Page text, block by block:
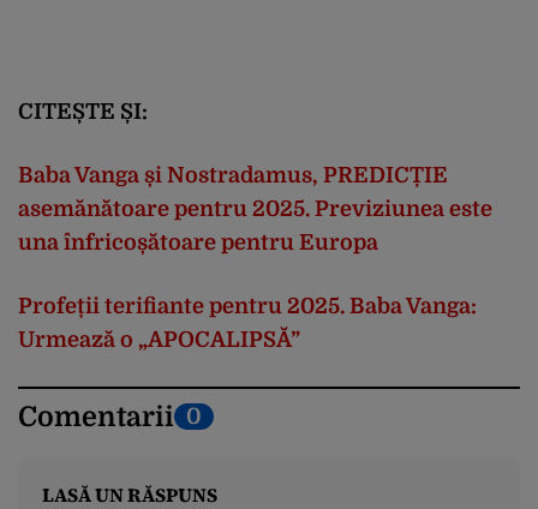
CITEȘTE ȘI:
Baba Vanga și Nostradamus, PREDICȚIE
asemănătoare pentru 2025. Previziunea este
una înfricoșătoare pentru Europa
Profeții terifiante pentru 2025. Baba Vanga:
Urmează o „APOCALIPSĂ”
Comentarii 0
LASĂ UN RĂSPUNS